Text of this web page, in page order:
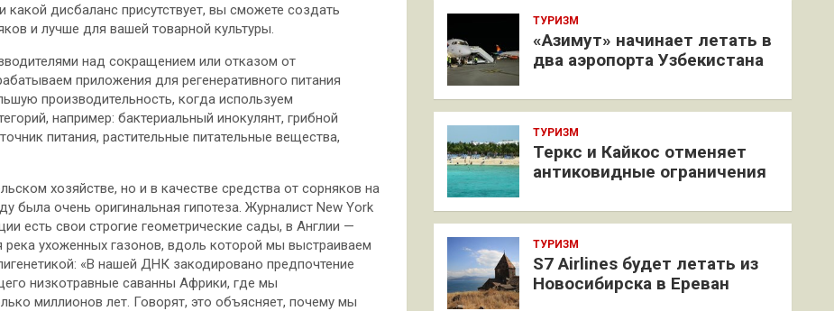
дисбаланс присутствует, вы сможете создать
и лучше для вашей товарной культуры.
над сокращением или отказом от
приложения для регенеративного питания
производительность, когда используем
например: бактериальный инокулянт, грибной
питания, растительные питательные вещества,
хозяйстве, но и в качестве средства от сорняков на
была очень оригинальная гипотеза. Журналист New York
есть свои строгие геометрические сады, в Англии —
ухоженных газонов, вдоль которой мы выстраиваем
«В нашей ДНК закодировано предпочтение
низкотравные саванны Африки, где мы
миллионов лет. Говорят, это объясняет, почему мы
ТУРИЗМ
«Азимут» начинает летать в
два аэропорта Узбекистана
ТУРИЗМ
Теркс и Кайкос отменяет
антиковидные ограничения
ТУРИЗМ
S7 Airlines будет летать из
Новосибирска в Ереван